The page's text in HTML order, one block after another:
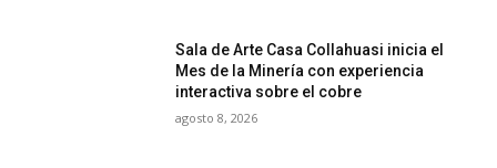
Sala de Arte Casa Collahuasi inicia el
Mes de la Minería con experiencia
interactiva sobre el cobre
agosto 8, 2026